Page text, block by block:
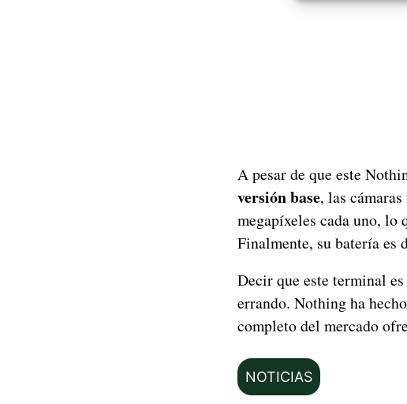
A pesar de que este
versión base, las
megapíxeles cada uno, lo
Finalmente, su batería es
Decir que este terminal
errando. Nothing ha
completo del mercado
NOTICIAS